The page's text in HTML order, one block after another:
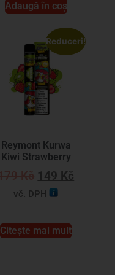
Adaugă în coș
Reduceri!
Reymont Kurwa
Kiwi Strawberry
149 Kč
vč. DPH
Citește mai mult